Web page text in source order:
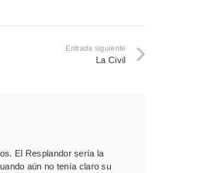
Entrada siguiente
La Civil
El Resplandor sería la
aún no tenía claro su